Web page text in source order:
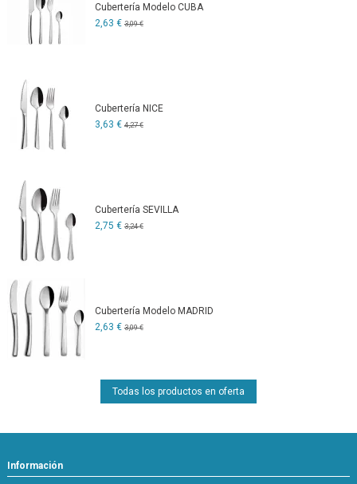
Cubertería Modelo CUBA
2,63 € 3,09 €
Cubertería NICE
3,63 € 4,27 €
Cubertería SEVILLA
2,75 € 3,24 €
Cubertería Modelo MADRID
2,63 € 3,09 €
Todas los productos en oferta
Información